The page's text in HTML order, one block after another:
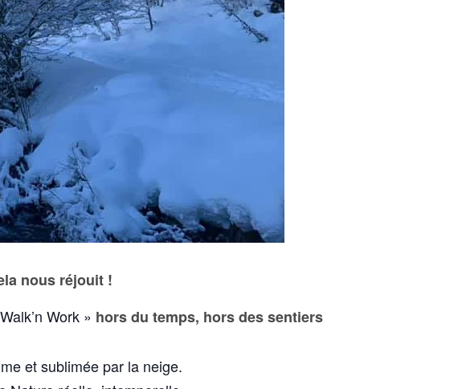
nous réjouit !
Work » hors du temps, hors des sentiers
et sublimée par la neige.